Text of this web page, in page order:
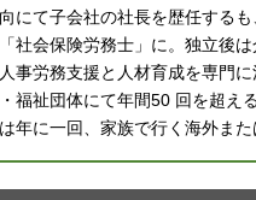
にて子会社の社長を歴任する
社会保険労務士」に。独立後
事労務支援と人材育成を専門
福祉団体にて年間50 回を超え
年に一回、家族で行く海外また